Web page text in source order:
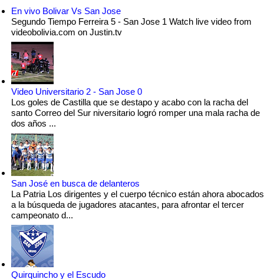
En vivo Bolivar Vs San Jose
Segundo Tiempo Ferreira 5 - San Jose 1 Watch live video from
videobolivia.com on Justin.tv
Video Universitario 2 - San Jose 0
Los goles de Castilla que se destapo y acabo con la racha del
santo Correo del Sur niversitario logró romper una mala racha de
dos años ...
San José en busca de delanteros
La Patria Los dirigentes y el cuerpo técnico están ahora abocados
a la búsqueda de jugadores atacantes, para afrontar el tercer
campeonato d...
Quirquincho y el Escudo